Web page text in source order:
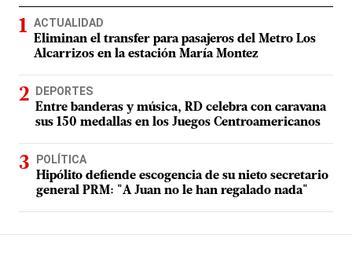
ACTUALIDAD
Eliminan el transfer para pasajeros del Metro Los
Alcarrizos en la estación María Montez
DEPORTES
Entre banderas y música, RD celebra con caravana
sus 150 medallas en los Juegos Centroamericanos
POLÍTICA
Hipólito defiende escogencia de su nieto secretario
general PRM: "A Juan no le han regalado nada"